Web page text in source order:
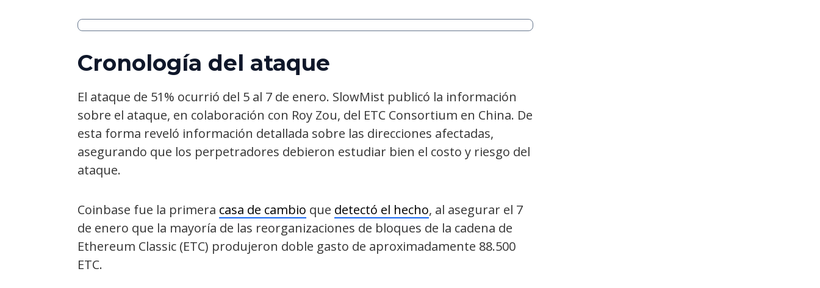
Cronología del ataque
El ataque de 51% ocurrió del 5 al 7 de enero. SlowMist publicó la información
sobre el ataque, en colaboración con Roy Zou, del ETC Consortium en China. De
esta forma reveló información detallada sobre las direcciones afectadas,
asegurando que los perpetradores debieron estudiar bien el costo y riesgo del
ataque.
Coinbase fue la primera casa de cambio que detectó el hecho, al asegurar el 7
de enero que la mayoría de las reorganizaciones de bloques de la cadena de
Ethereum Classic (ETC) produjeron doble gasto de aproximadamente 88.500
ETC.